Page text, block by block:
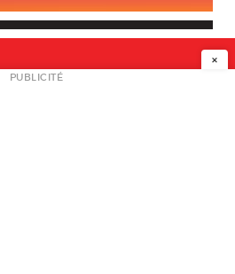
×
PUBLICITÉ